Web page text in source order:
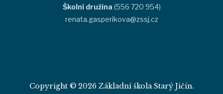
Školní družina (556 720 954)
renata.gasperikova@zssj.cz
Copyright © 2026 Základní škola Starý Jičín.